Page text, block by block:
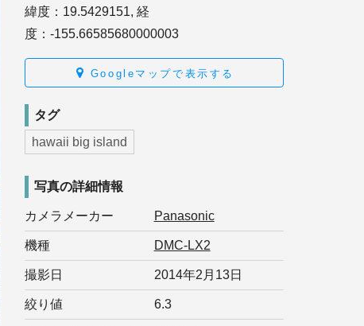
緯度：19.5429151, 経
度：-155.66585680000003
Googleマップで表示する
タグ
hawaii big island
写真の詳細情報
カメラメーカー Panasonic
機種 DMC-LX2
撮影日 2014年2月13日
絞り値 6.3